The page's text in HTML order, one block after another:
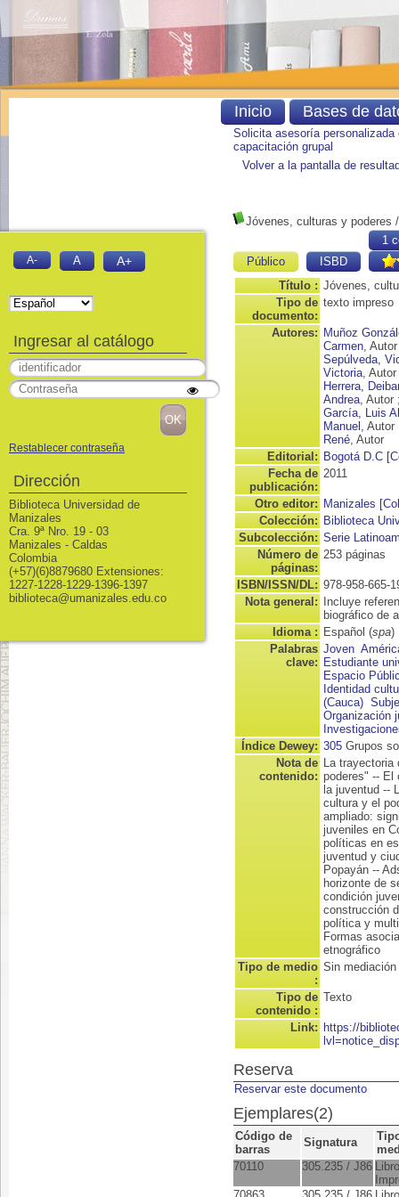
Solicita asesoría personalizada
capacitación grupal
Volver a la pantalla de
Jóvenes, culturas y poderes
Público ISBD
1
Título : Jóvenes,
Tipo de
documento:
texto impreso
Autores: Muñoz
Carmen,
Sepúlveda,
Victoria,
Herrera,
Andrea,
García, Luis
Manuel ,
René, Autor
Editorial: Bogotá D.C
Fecha de
publicación:
2011
Otro editor: Manizales
Colección: Biblioteca
Subcolección: Serie
Número de
páginas:
253 páginas
ISBN/ISSN/DL: 978-958-665-
Nota general:
Incluye
biográfico de
Idioma : Español (spa)
Palabras
clave:
Joven
Estudiante
Espacio
Identidad
(Cauca)
Organización
Índice Dewey: 305 Grupos
Nota de
contenido:
La
poderes" -- El
la juventud --
cultura y el
ampliado:
juveniles en
políticas en
juventud y
Popayán --
horizonte de
condición
construcción
política y
Formas
etnográfico
Tipo de medio
:
Sin mediación
Tipo de
contenido :
Texto
Link: https://
Reserva
Reservar este documento
Ejemplares(2)
Código de
barras
Signatura
70110
305.235 / J86 Libro
Inicio Bases de
A- A A+
Ingresar al catálogo
Restablecer contraseña
Dirección
Biblioteca Universidad de
Manizales
Cra. 9ª Nro. 19 - 03
Manizales - Caldas
Colombia
(+57)(6)8879680 Extensiones:
1227-1228-1229-1396-1397
biblioteca@umanizales.edu.co